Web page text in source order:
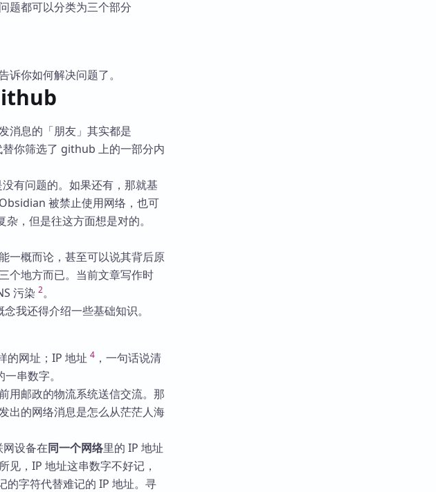
题都可以分类为三个部分
你如何解决问题了。
消息的「朋友」其实都是
你筛选了 github 上的一部分内
有问题的。如果还有，那就基
被禁止使用网络，也可
，但是往这方面想是对的。
一概而论，甚至可以说其背后原
个地方而已。当前文章写作时
污染 2。
我还得介绍一些基础知识。
的网址；IP 地址 4，一句话说清
串数字。
用邮政的物流系统送信交流。那
出的网络消息是怎么从茫茫人海
设备在同一个网络里的 IP 地址
见，IP 地址这串数字不好记，
字符代替难记的 IP 地址。寻